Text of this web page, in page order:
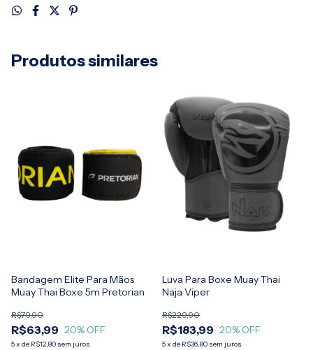
Produtos similares
Bandagem Elite Para Mãos
Muay Thai Boxe 5m Pretorian
R$63,99
R$79,90
20% OFF
5x de R$12,80 sem juros
Luva Para Boxe Muay Thai
Naja Viper
R$183,99
R$229,90
20% OFF
5x de R$36,80 sem juros